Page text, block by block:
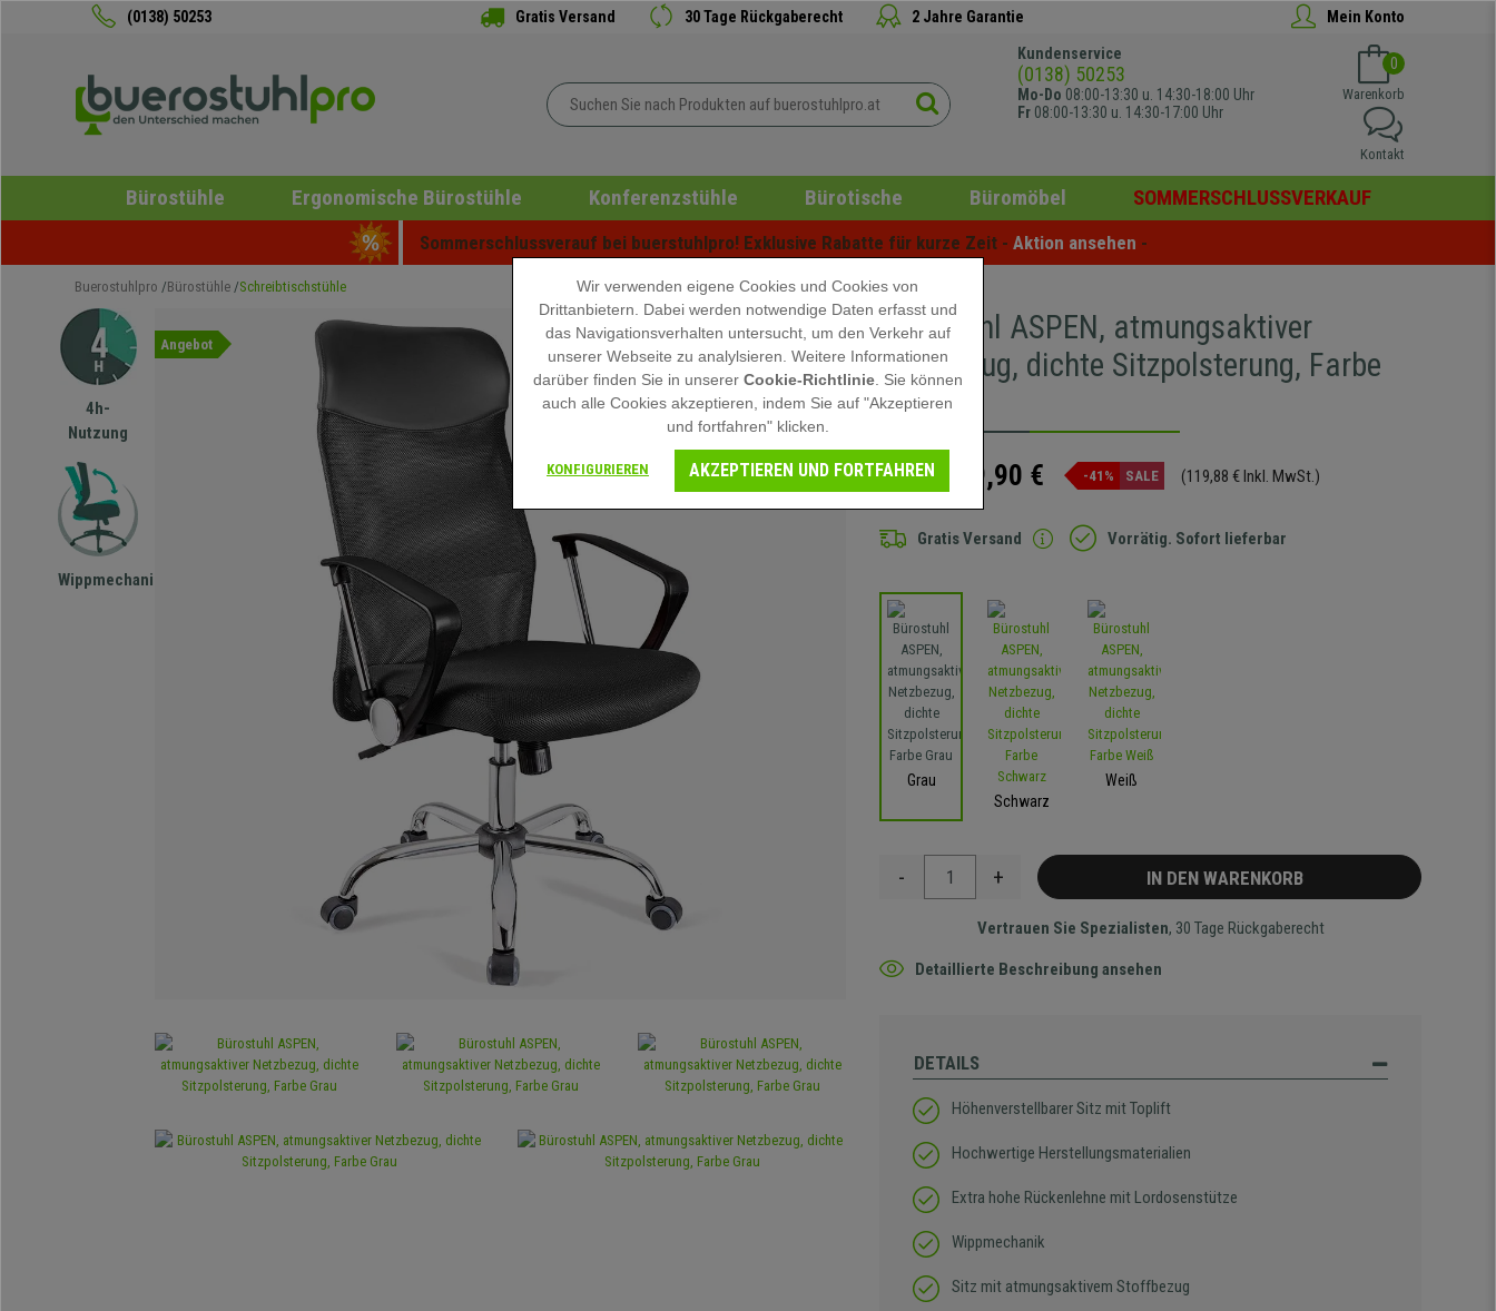
(0138) 50253 Gratis Versand 30 Tage Rückgaberecht 2 Jahre Garantie Mein Konto
Kundenservice
(0138) 50253
Mo-Do 08:00-13:30 u. 14:30-18:00 Uhr
Fr 08:00-13:30 u. 14:30-17:00 Uhr
0
Warenkorb
Kontakt
Bürostühle Ergonomische Bürostühle Konferenzstühle Bürotische Büromöbel SOMMERSCHLUSSVERKAUF
Sommerschlussverauf bei buerstuhlpro! Exklusive Rabatte für kurze Zeit - Aktion ansehen -
Buerostuhlpro Bürostühle Schreibtischstühle
4h-
Nutzung
Wippmechanismus
Angebot
Bürostuhl ASPEN, atmungsaktiver
Netzbezug, dichte Sitzpolsterung, Farbe
Grau
169,90 € 99,90 € -41% SALE (119,88 € Inkl. MwSt.)
Gratis Versand Vorrätig. Sofort lieferbar
Grau
Schwarz
Weiß
- + IN DEN WARENKORB
Vertrauen Sie Spezialisten, 30 Tage Rückgaberecht
Detaillierte Beschreibung ansehen
DETAILS
Höhenverstellbarer Sitz mit Toplift
Hochwertige Herstellungsmaterialien
Extra hohe Rückenlehne mit Lordosenstütze
Wippmechanik
Sitz mit atmungsaktivem Stoffbezug
Wir verwenden eigene Cookies und Cookies von
Drittanbietern. Dabei werden notwendige Daten erfasst und
das Navigationsverhalten untersucht, um den Verkehr auf
unserer Webseite zu analylsieren. Weitere Informationen
darüber finden Sie in unserer Cookie-Richtlinie. Sie können
auch alle Cookies akzeptieren, indem Sie auf "Akzeptieren
und fortfahren" klicken.
KONFIGURIEREN AKZEPTIEREN UND FORTFAHREN